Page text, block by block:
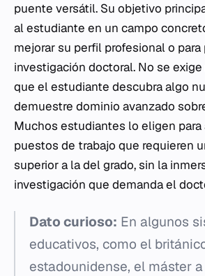
puente versátil. Su objetivo
al estudiante en un campo
mejorar su perfil profesional o para
investigación doctoral. No se
que el estudiante descubra algo
demuestre dominio avanzado
Muchos estudiantes lo eligen para
puestos de trabajo que requieren
superior a la del grado, sin la
investigación que demanda el
Dato curioso: En algunos
educativos, como el
estadounidense, el máster